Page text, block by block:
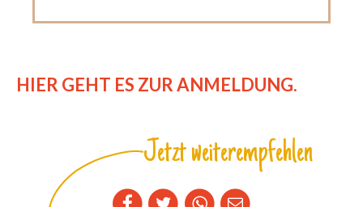
HIER GEHT ES ZUR ANMELDUNG.
Jetzt weiterempfehlen